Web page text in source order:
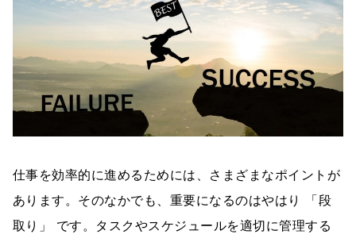
仕事を効率的に進めるためには、さまざまなポイントが
あります。そのなかでも、重要になるのはやはり 「段
取り」 です。タスクやスケジュールを適切に管理する